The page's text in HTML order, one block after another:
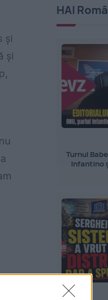
şi
şi
HAI
Turnul
Infantino